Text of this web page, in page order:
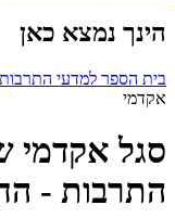
הינך נמצא כאן
בית הספר למדעי התרבות
אקדמי
סגל אקדמי
התרבות -